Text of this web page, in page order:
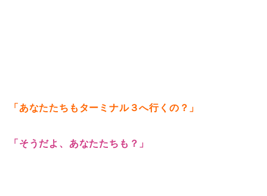
「あなたたちもターミナル３へ行くの？」
「そうだよ、あなたたちも？」